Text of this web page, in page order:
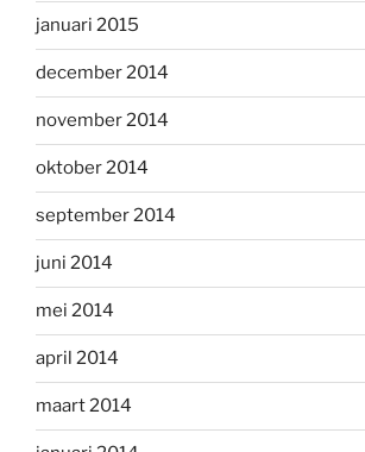
januari 2015
december 2014
november 2014
oktober 2014
september 2014
juni 2014
mei 2014
april 2014
maart 2014